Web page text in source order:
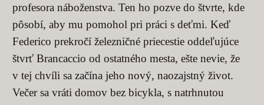
profesora náboženstva. Ten ho pozve do štvrte, kde
pôsobí, aby mu pomohol pri práci s deťmi. Keď
Federico prekročí železničné priecestie oddeľujúce
štvrť Brancaccio od ostatného mesta, ešte nevie, že
v tej chvíli sa začína jeho nový, naozajstný život.
Večer sa vráti domov bez bicykla, s natrhnutou